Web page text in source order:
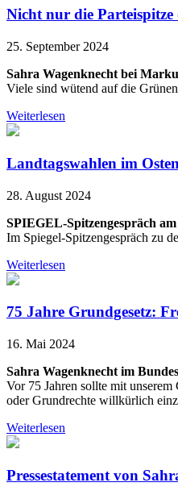
Nicht nur die
25. September 2024
Sahra Wagenknecht bei
Viele sind wütend auf die
Weiterlesen
Landtagswahlen im
28. August 2024
SPIEGEL-Spitzengespräch
Im Spiegel-Spitzengespräch zu
Weiterlesen
75 Jahre Grundgesetz:
16. Mai 2024
Sahra Wagenknecht im
Vor 75 Jahren sollte mit
oder Grundrechte willkürlich
Weiterlesen
Pressestatement von